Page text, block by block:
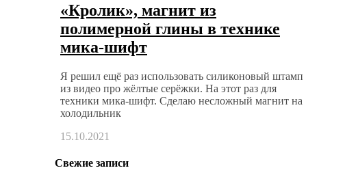
«Кролик», магнит из
полимерной глины в технике
мика-шифт
Я решил ещё раз использовать силиконовый штамп
из видео про жёлтые серёжки. На этот раз для
техники мика-шифт. Сделаю несложный магнит на
холодильник
15.10.2021
Свежие записи